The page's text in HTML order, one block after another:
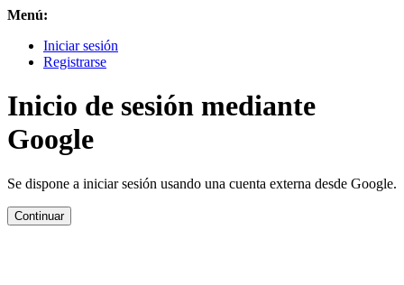
Menú:
Iniciar sesión
Registrarse
Inicio de sesión mediante
Google
Se dispone a iniciar sesión usando una cuenta externa desde Google.
Continuar